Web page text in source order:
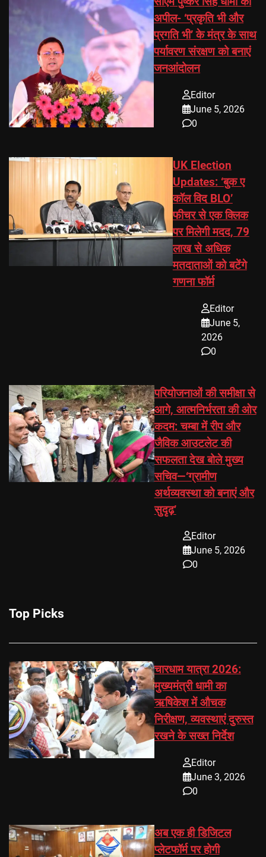
अपील- ‘प्रकृति भी और
प्रगति भी’ के मंत्र के साथ
पर्यावरण संरक्षण को बनाएं
जनआंदोलन
Editor
June 5, 2026
0
UK Election
Updates: ‘बुक ए
कॉल विद BLO’
फीचर से एक क्लिक
पर मिलेगी मदद, 79
लाख से अधिक
मतदाताओं को बटेंगे
गणना फॉर्म
Editor
June 5,
2026
0
परियोजनाओं की समीक्षा से
आगे, आत्मनिर्भरता की ओर
कदम: चम्बा में रीप और
जैविक आउटलेट की
सफलता देख बोले मुख्य
सचिव—‘ग्रामीण
अर्थव्यवस्था को बनाएं और
सुदृढ़’
Editor
June 5, 2026
0
Top Picks
चारधाम यात्रा 2026:
मुख्यमंत्री धामी का
ऋषिकेश में औचक
निरीक्षण, व्यवस्थाएं दुरुस्त
रखने के सख्त निर्देश
Editor
June 3, 2026
0
अब एक ही डिजिटल
प्लेटफॉर्म पर होगी